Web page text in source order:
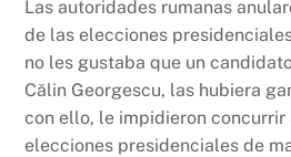
Las autoridades rumanas
de las elecciones
no les gustaba que un
Călin Georgescu, las hubiera
con ello, le impidieron
elecciones presidenciales de